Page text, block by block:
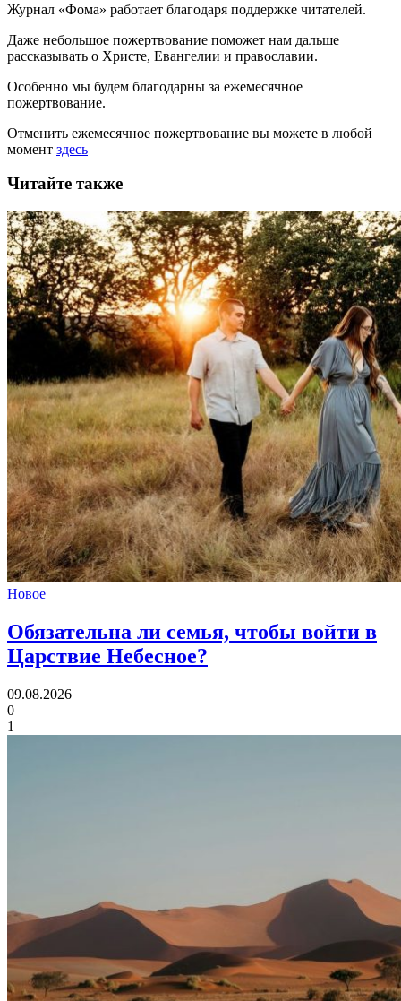
Журнал «Фома» работает благодаря поддержке читателей.
Даже небольшое пожертвование поможет нам дальше
рассказывать о Христе, Евангелии и православии.
Особенно мы будем благодарны за ежемесячное
пожертвование.
Отменить ежемесячное пожертвование вы можете в любой
момент здесь
Читайте также
Новое
Обязательна ли семья, чтобы войти в
Царствие Небесное?
09.08.2026
0
1